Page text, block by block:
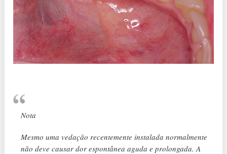
Nota
Mesmo uma vedação recentemente instalada normalmente
não deve causar dor espontânea aguda e prolongada. A